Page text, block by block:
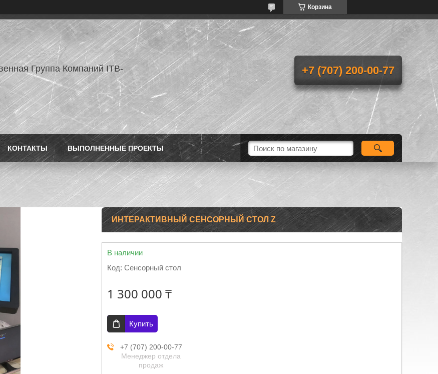
Корзина
Группа Компаний ITB-
+7 (707) 200-00-77
КОНТАКТЫ ВЫПОЛНЕННЫЕ ПРОЕКТЫ
ИНТЕРАКТИВНЫЙ СЕНСОРНЫЙ СТОЛ Z
В наличии
Код: Сенсорный стол
1 300 000 ₸
Купить
+7 (707) 200-00-77
Менеджер отдела
продаж